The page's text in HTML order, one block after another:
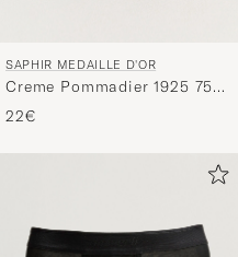
SAPHIR MEDAILLE D'OR
Creme Pommadier 1925 75
ml Parisien Brown
22€